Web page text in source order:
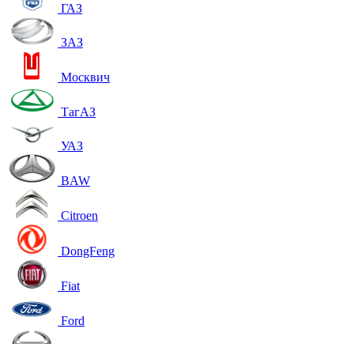
ГАЗ
ЗАЗ
Москвич
ТагАЗ
УАЗ
BAW
Citroen
DongFeng
Fiat
Ford